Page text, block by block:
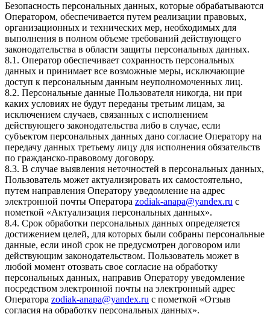
Безопасность персональных данных, которые обрабатываются
Оператором, обеспечивается путем реализации правовых,
организационных и технических мер, необходимых для
выполнения в полном объеме требований действующего
законодательства в области защиты персональных данных.
8.1. Оператор обеспечивает сохранность персональных
данных и принимает все возможные меры, исключающие
доступ к персональным данным неуполномоченных лиц.
8.2. Персональные данные Пользователя никогда, ни при
каких условиях не будут переданы третьим лицам, за
исключением случаев, связанных с исполнением
действующего законодательства либо в случае, если
субъектом персональных данных дано согласие Оператору на
передачу данных третьему лицу для исполнения обязательств
по гражданско-правовому договору.
8.3. В случае выявления неточностей в персональных данных,
Пользователь может актуализировать их самостоятельно,
путем направления Оператору уведомление на адрес
электронной почты Оператора zodiak-anapa@yandex.ru с
пометкой «Актуализация персональных данных».
8.4. Срок обработки персональных данных определяется
достижением целей, для которых были собраны персональные
данные, если иной срок не предусмотрен договором или
действующим законодательством. Пользователь может в
любой момент отозвать свое согласие на обработку
персональных данных, направив Оператору уведомление
посредством электронной почты на электронный адрес
Оператора zodiak-anapa@yandex.ru с пометкой «Отзыв
согласия на обработку персональных данных».